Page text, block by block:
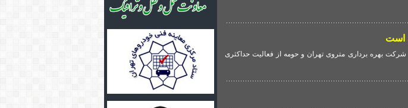
است
بهره برداری متروی تهران و حومه از فعالیت حداکثری